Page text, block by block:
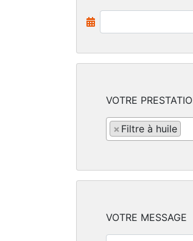
VOTRE
× Filtre à huile
VOTRE MESSAGE